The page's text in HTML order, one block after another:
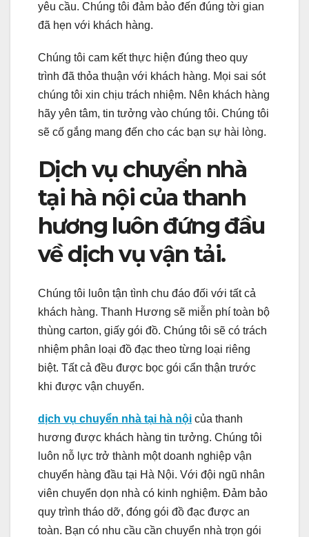
yêu cầu. Chúng tôi đảm bảo đến đúng tời gian
đã hẹn với khách hàng.
Chúng tôi cam kết thực hiện đúng theo quy
trình đã thỏa thuận với khách hàng. Mọi sai sót
chúng tôi xin chịu trách nhiệm. Nên khách hàng
hãy yên tâm, tin tưởng vào chúng tôi. Chúng tôi
sẽ cố gắng mang đến cho các bạn sự hài lòng.
Dịch vụ chuyển nhà
tại hà nội của thanh
hương luôn đứng đầu
về dịch vụ vận tải.
Chúng tôi luôn tận tình chu đáo đối với tất cả
khách hàng. Thanh Hương sẽ miễn phí toàn bộ
thùng carton, giấy gói đồ. Chúng tôi sẽ có trách
nhiệm phân loại đồ đạc theo từng loại riêng
biệt. Tất cả đều được bọc gói cẩn thận trước
khi được vận chuyển.
dịch vụ chuyển nhà tại hà nội của thanh
hương được khách hàng tin tưởng. Chúng tôi
luôn nỗ lực trở thành một doanh nghiệp vận
chuyển hàng đầu tại Hà Nội. Với đội ngũ nhân
viên chuyển dọn nhà có kinh nghiệm. Đảm bảo
quy trình tháo dỡ, đóng gói đồ đạc được an
toàn. Bạn có nhu cầu cần chuyển nhà trọn gói